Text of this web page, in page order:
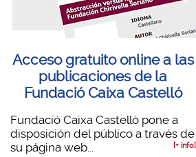
Acceso gratuito online a las
publicaciones de la
Fundació Caixa Castelló
Fundació Caixa Castelló pone a
disposición del público a través de
su página web...
[+ info]